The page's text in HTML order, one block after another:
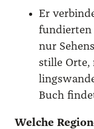
Er
fun­dier­ten
nur
stil­le Orte,
Buch
Wel­che